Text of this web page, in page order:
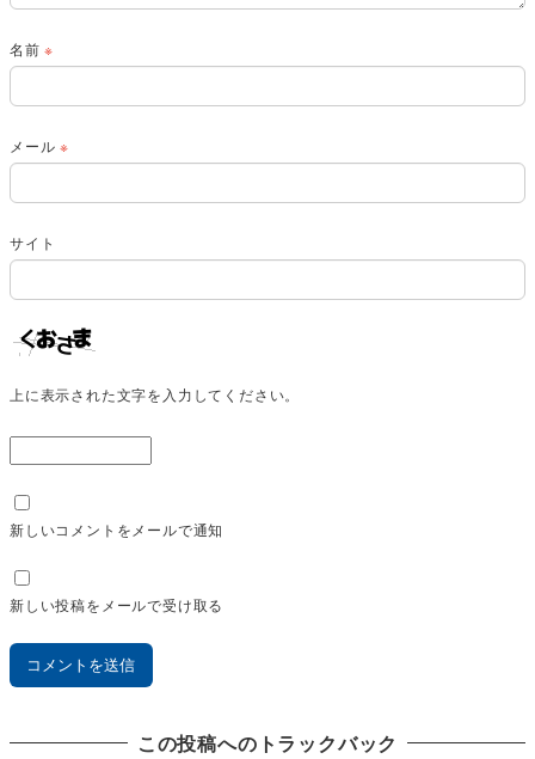
名前※
メール※
サイト
上に表示された文字を入力してください。
新しいコメントをメールで通知
新しい投稿をメールで受け取る
この投稿へのトラックバック